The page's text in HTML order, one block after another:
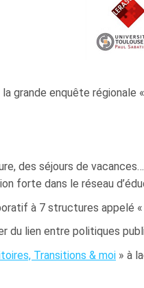
grande enquête régionale
des séjours de vacances…
forte dans le réseau
à 7 structures appelé
du lien entre politiques
Transitions & moi » à